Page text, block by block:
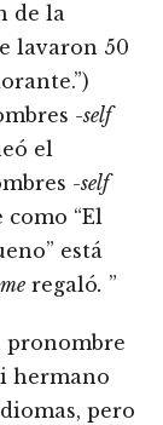
de la
lavaron 50
-self
el
-self
“El
está
me regaló. ”
pronombre
hermano
pero